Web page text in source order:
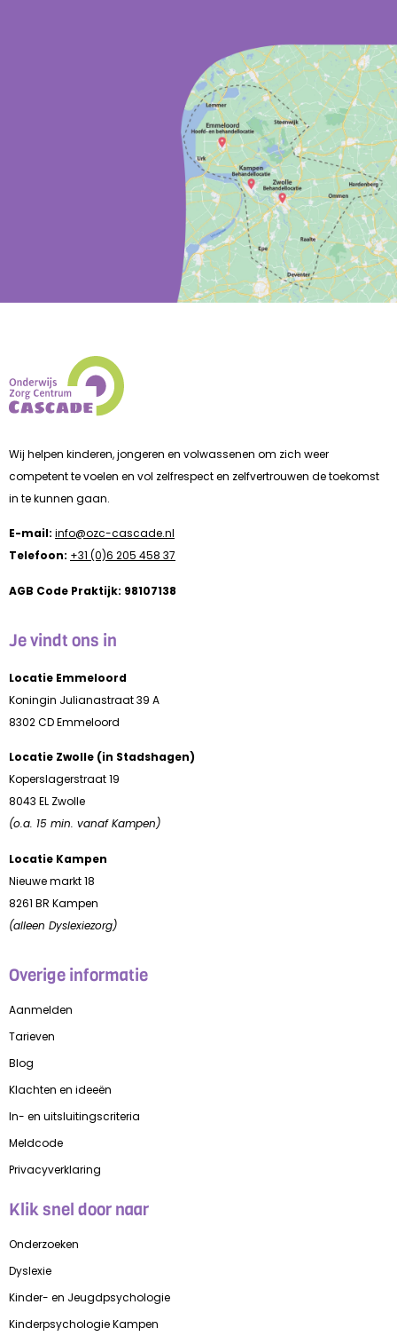
Wij helpen kinderen, jongeren en volwassenen om zich weer
competent te voelen en vol zelfrespect en zelfvertrouwen de toekomst
in te kunnen gaan.
E-mail: info@ozc-cascade.nl
Telefoon: +31 (0)6 205 458 37
AGB Code Praktijk: 98107138
Je vindt ons in
Locatie Emmeloord
Koningin Julianastraat 39 A
8302 CD Emmeloord
Locatie Zwolle (in Stadshagen)
Koperslagerstraat 19
8043 EL Zwolle
(o.a. 15 min. vanaf Kampen)
Locatie Kampen
Nieuwe markt 18
8261 BR Kampen
(alleen Dyslexiezorg)
Overige informatie
Aanmelden
Tarieven
Blog
Klachten en ideeën
In- en uitsluitingscriteria
Meldcode
Privacyverklaring
Klik snel door naar
Onderzoeken
Dyslexie
Kinder- en Jeugdpsychologie
Kinderpsychologie Kampen